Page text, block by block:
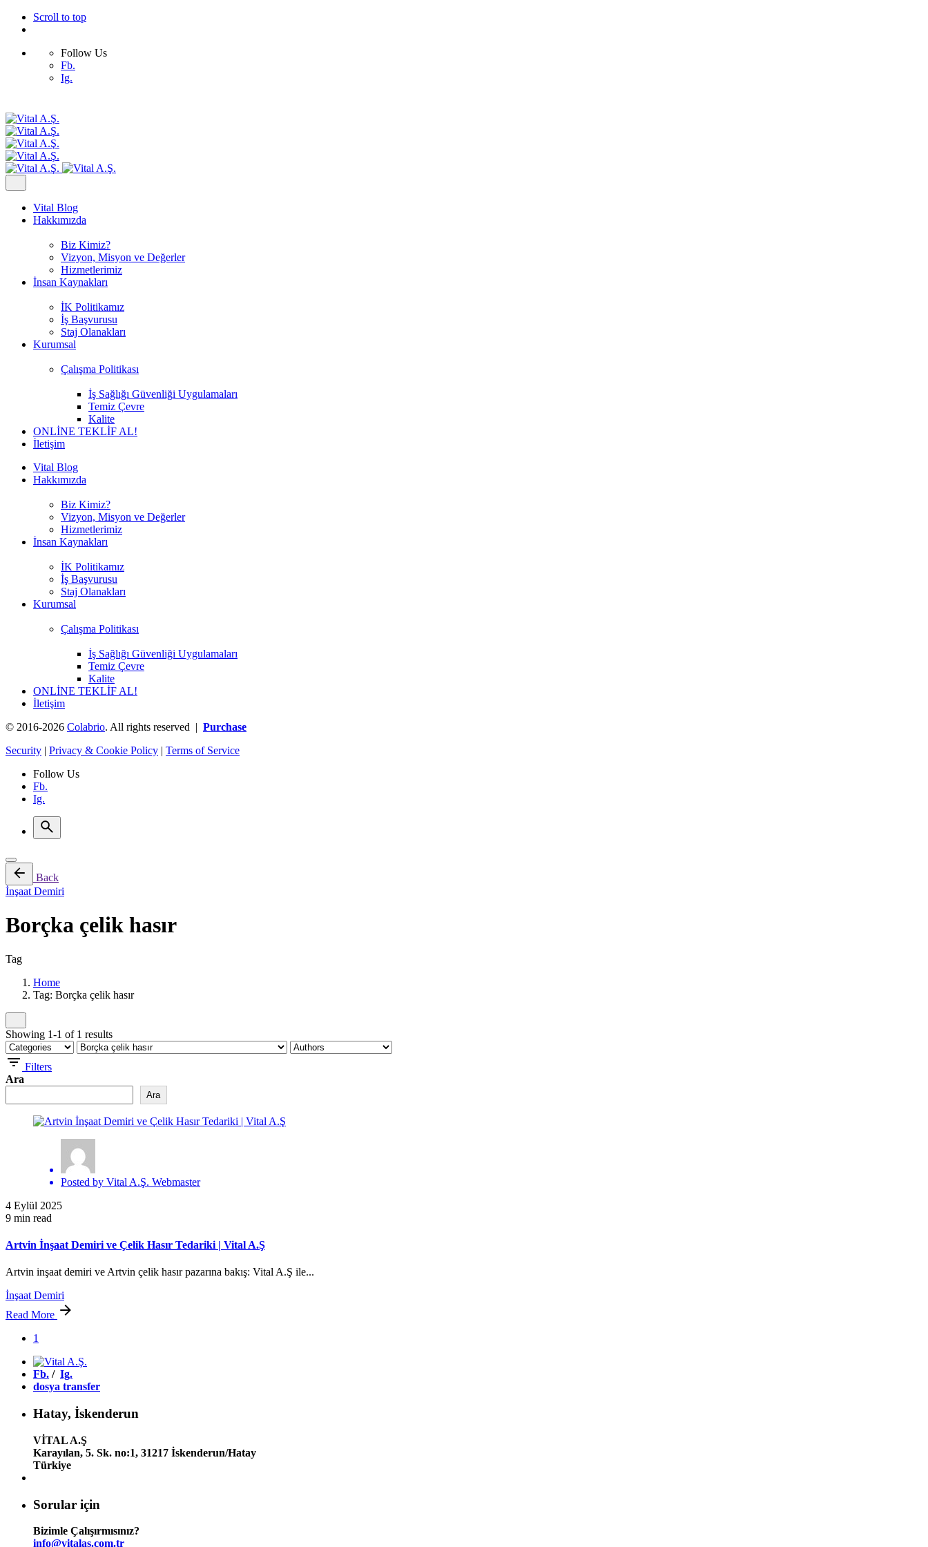
Scroll to top
Follow Us
Fb.
Ig.
Skip
to
content
Vital Blog
Hakkımızda
Biz Kimiz?
Vizyon, Misyon ve Değerler
Hizmetlerimiz
İnsan Kaynakları
İK Politikamız
İş Başvurusu
Staj Olanakları
Kurumsal
Çalışma Politikası
İş Sağlığı Güvenliği Uygulamaları
Temiz Çevre
Kalite
ONLİNE TEKLİF AL!
İletişim
Vital Blog
Hakkımızda
Biz Kimiz?
Vizyon, Misyon ve Değerler
Hizmetlerimiz
İnsan Kaynakları
İK Politikamız
İş Başvurusu
Staj Olanakları
Kurumsal
Çalışma Politikası
İş Sağlığı Güvenliği Uygulamaları
Temiz Çevre
Kalite
ONLİNE TEKLİF AL!
İletişim
© 2016-2026 Colabrio. All rights reserved | Purchase
Security | Privacy & Cookie Policy | Terms of Service
Follow Us
Fb.
Ig.
Back
İnşaat Demiri
Borçka çelik hasır
Tag
Home
Tag: Borçka çelik hasır
Showing 1-1 of 1 results
Filters
Ara
Ara
Posted by Vital A.Ş. Webmaster
4 Eylül 2025
9 min read
Artvin İnşaat Demiri ve Çelik Hasır Tedariki | Vital A.Ş
Artvin inşaat demiri ve Artvin çelik hasır pazarına bakış: Vital A.Ş ile...
İnşaat Demiri
Read More
1
Fb. / Ig.
dosya transfer
Hatay, İskenderun
VİTAL A.Ş
Karayılan, 5. Sk. no:1, 31217 İskenderun/Hatay
Türkiye
Sorular için
Bizimle Çalışırmısınız?
info@vitalas.com.tr